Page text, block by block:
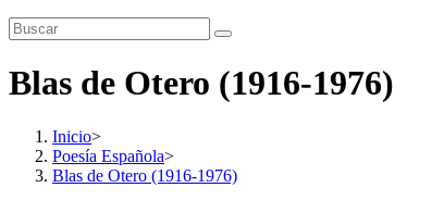
Blas de Otero (1916-1976)
Inicio>
Poesía Española>
Blas de Otero (1916-1976)